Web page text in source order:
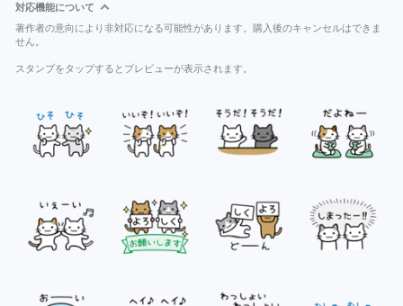
対応機能について
著作者の意向により非対応になる可能性があります。購入後のキャンセルはできま
せん。
スタンプをタップするとプレビューが表示されます。